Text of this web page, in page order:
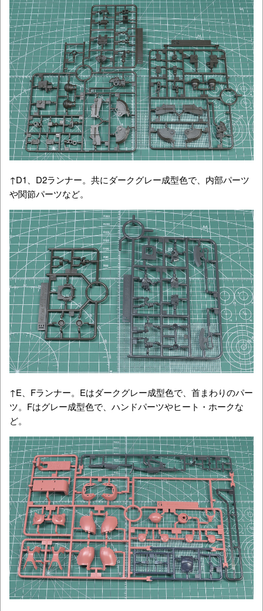
↑D1、D2ランナー。共にダークグレー成型色で、内部パーツ
や関節パーツなど。
↑E、Fランナー。Eはダークグレー成型色で、首まわりのパー
ツ。Fはグレー成型色で、ハンドパーツやヒート・ホークな
ど。